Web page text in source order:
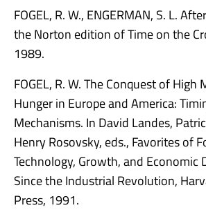
FOGEL, R. W., ENGERMAN, S. L.
the Norton edition of Time on the
1989.
FOGEL, R. W. The Conquest of High
Hunger in Europe and America:
Mechanisms. In David Landes,
Henry Rosovsky, eds., Favorites of
Technology, Growth, and Economic
Since the Industrial Revolution,
Press, 1991.